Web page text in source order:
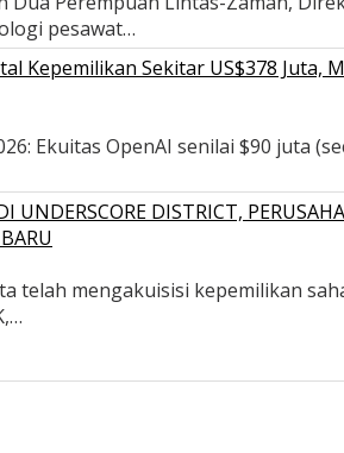
pesawat…
Kepemilikan Sekitar US$378
Ekuitas OpenAI senilai $90 juta
DISTRICT,
telah mengakuisisi kepemilikan